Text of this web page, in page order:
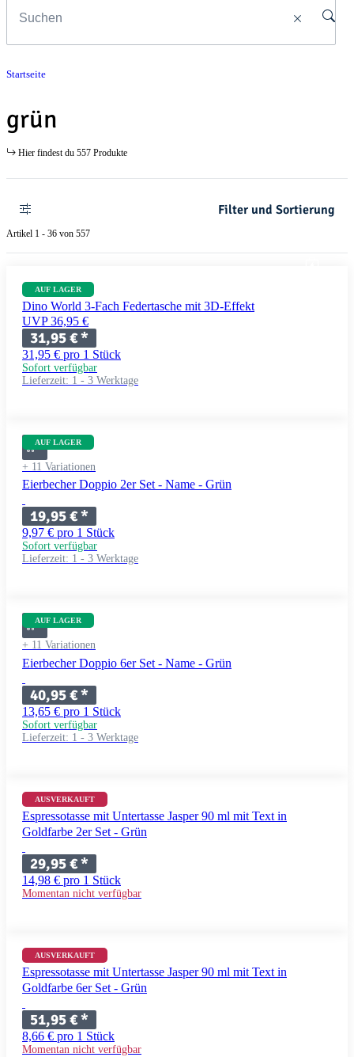
Startseite
grün
Hier findest du 557 Produkte
Filter und Sortierung
Artikel 1 - 36 von 557
AUF LAGER
Dino World 3-Fach Federtasche mit 3D-Effekt
UVP 36,95 €
31,95 €*
31,95 € pro 1 Stück
Sofort verfügbar
Lieferzeit: 1 - 3 Werktage
AUF LAGER
+ 11 Variationen
Eierbecher Doppio 2er Set - Name - Grün
19,95 €*
9,97 € pro 1 Stück
Sofort verfügbar
Lieferzeit: 1 - 3 Werktage
AUF LAGER
+ 11 Variationen
Eierbecher Doppio 6er Set - Name - Grün
40,95 €*
13,65 € pro 1 Stück
Sofort verfügbar
Lieferzeit: 1 - 3 Werktage
AUSVERKAUFT
+ 11 Variationen
Espressotasse mit Untertasse Jasper 90 ml mit Text in
Goldfarbe 2er Set - Grün
29,95 €*
14,98 € pro 1 Stück
Momentan nicht verfügbar
AUSVERKAUFT
+ 11 Variationen
Espressotasse mit Untertasse Jasper 90 ml mit Text in
Goldfarbe 6er Set - Grün
51,95 €*
8,66 € pro 1 Stück
Momentan nicht verfügbar